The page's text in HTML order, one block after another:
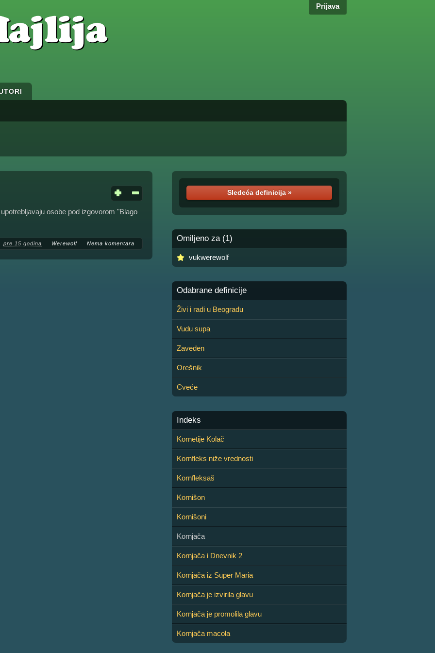
Prijava
osobe pod izgovorom "Blago
pre 15 godina Werewolf Nema komentara
Sledeća definicija »
Omiljeno za (1)
vukwerewolf
Odabrane definicije
Živi i radi u Beogradu
Vudu supa
Zaveden
Orešnik
Cveće
Indeks
Kornetije Kolač
Kornfleks niže vrednosti
Kornfleksaš
Kornišon
Kornišoni
Kornjača
Kornjača i Dnevnik 2
Kornjača iz Super Maria
Kornjača je izvirila glavu
Kornjača je promolila glavu
Kornjača macola